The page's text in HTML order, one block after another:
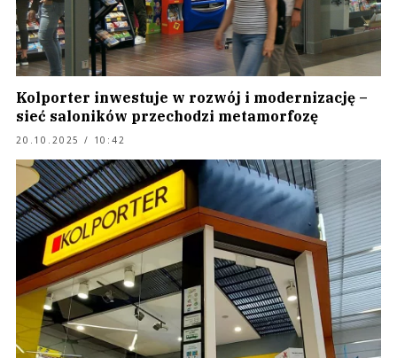
Kolporter inwestuje w rozwój i modernizację –
sieć saloników przechodzi metamorfozę
20.10.2025 / 10:42